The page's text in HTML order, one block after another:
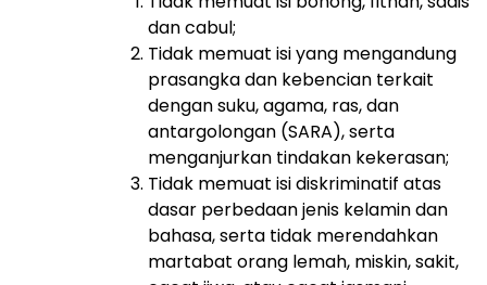
dan cabul;
Tidak memuat isi yang mengandung
prasangka dan kebencian terkait
dengan suku, agama, ras, dan
antargolongan (SARA), serta
menganjurkan tindakan kekerasan;
Tidak memuat isi diskriminatif atas
dasar perbedaan jenis kelamin dan
bahasa, serta tidak merendahkan
martabat orang lemah, miskin, sakit,